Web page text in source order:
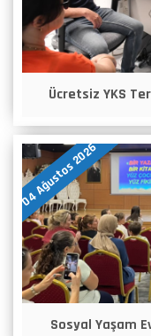
Ücretsiz YKS
04 Ağustos 2026
Sosyal Yaşam